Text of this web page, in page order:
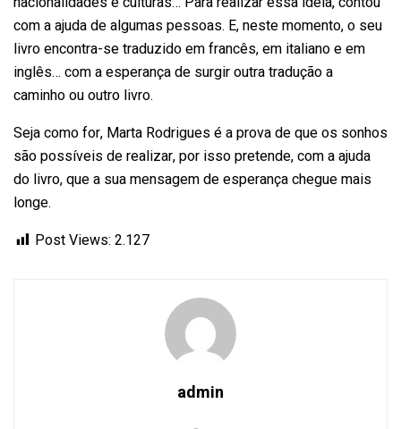
com a ajuda de algumas pessoas. E, neste momento, o seu
livro encontra-se traduzido em francês, em italiano e em
inglês… com a esperança de surgir outra tradução a
caminho ou outro livro.
Seja como for, Marta Rodrigues é a prova de que os sonhos
são possíveis de realizar, por isso pretende, com a ajuda
do livro, que a sua mensagem de esperança chegue mais
longe.
Post Views: 2.127
admin